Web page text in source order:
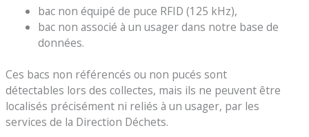
bac non équipé de puce RFID (125 kHz),
bac non associé à un usager dans notre base de
données.
Ces bacs non référencés ou non pucés sont
détectables lors des collectes, mais ils ne peuvent être
localisés précisément ni reliés à un usager, par les
services de la Direction Déchets.